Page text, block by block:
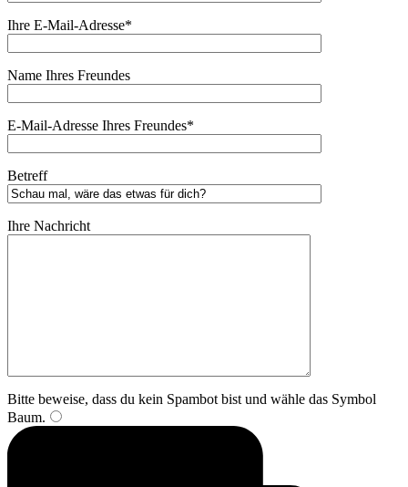
Ihre E-Mail-Adresse*
Name Ihres Freundes
E-Mail-Adresse Ihres Freundes*
Betreff
Ihre Nachricht
Bitte beweise, dass du kein Spambot bist und wähle das Symbol
Baum.